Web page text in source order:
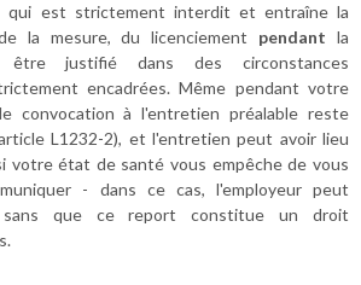
qui est strictement interdit et entraîne la
la mesure, du licenciement pendant la
justifié dans des circonstances
encadrées. Même pendant votre
convocation à l'entretien préalable reste
L1232-2), et l'entretien peut avoir lieu
votre état de santé vous empêche de vous
- dans ce cas, l'employeur peut
sans que ce report constitue un droit